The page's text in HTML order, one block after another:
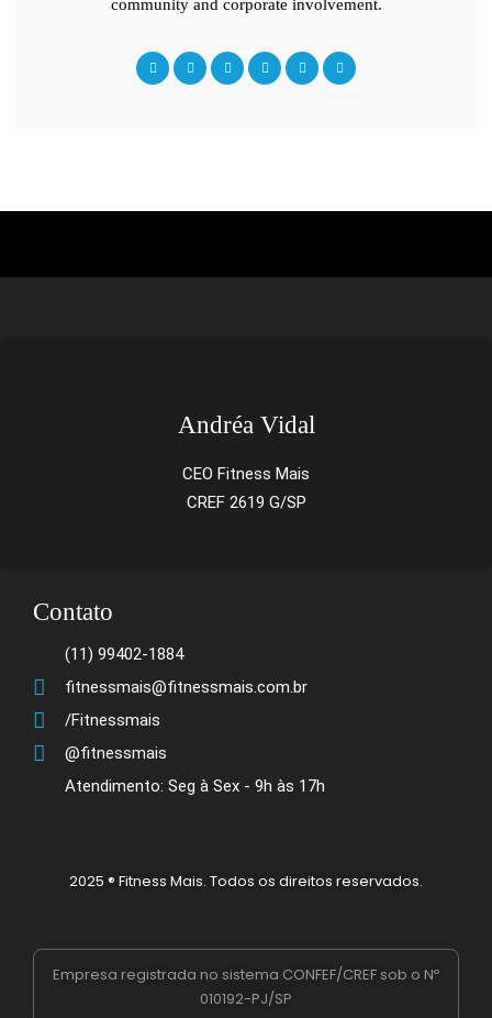
community and corporate involvement.
Andréa Vidal
CEO Fitness Mais
CREF 2619 G/SP
Contato
(11) 99402-1884
fitnessmais@fitnessmais.com.br
/Fitnessmais
@fitnessmais
Atendimento: Seg à Sex - 9h às 17h
2025 ® Fitness Mais. Todos os direitos reservados.
Empresa registrada no sistema CONFEF/CREF sob o Nº
010192-PJ/SP